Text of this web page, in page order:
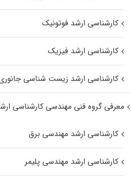
کارشناسی ارشد فوتونیک
کارشناسی ارشد فیزیک
کارشناسی ارشد زیست‌ شناسی
معرفی گروه فنی مهندسی کارشناسی
کارشناسی ارشد مهندسی برق
کارشناسی ارشد مهندسی پلیمر